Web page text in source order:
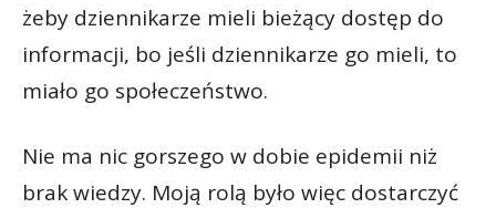
żeby dziennikarze mieli bieżący dostęp do
informacji, bo jeśli dziennikarze go mieli, to
miało go społeczeństwo.
Nie ma nic gorszego w dobie epidemii niż
brak wiedzy. Moją rolą było więc dostarczyć